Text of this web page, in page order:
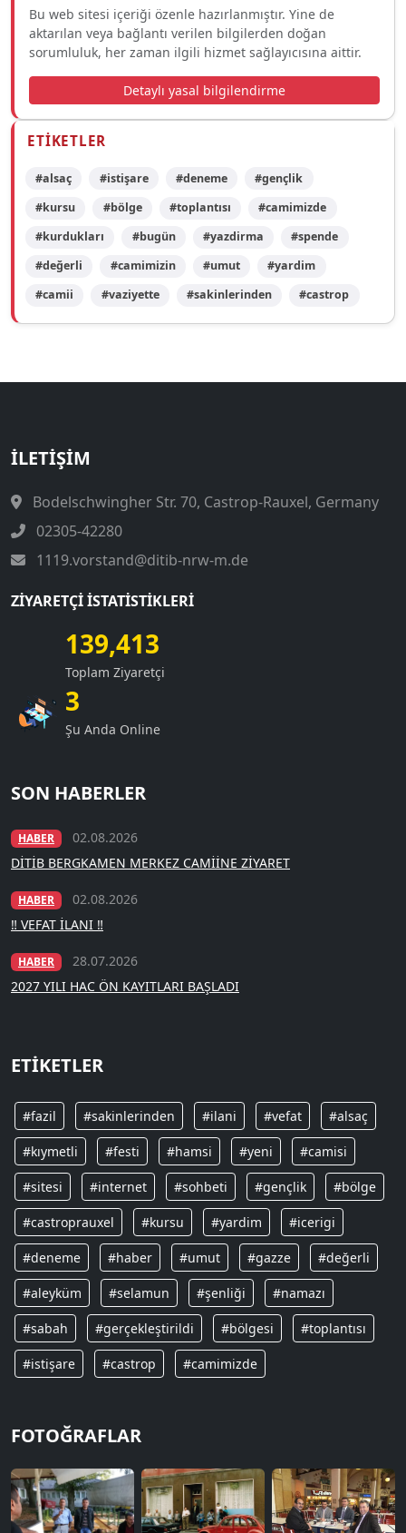
Bu web sitesi içeriği özenle hazırlanmıştır. Yine de
aktarılan veya bağlantı verilen bilgilerden doğan
sorumluluk, her zaman ilgili hizmet sağlayıcısına aittir.
Detaylı yasal bilgilendirme
ETIKETLER
#alsaç #istişare #deneme
#gençlik
#kursu
#bölge #toplantısı
#camimizde
#kurdukları
#bugün #yazdirma
#spende
#değerli
#camimizin #umut
#yardim
#camii
#vaziyette #sakinlerinden #castrop
İLETIŞIM
Bodelschwingher Str. 70, Castrop-Rauxel, Germany
02305-42280
1119.vorstand@ditib-nrw-m.de
ZIYARETÇI İSTATISTIKLERI
139,413
Toplam Ziyaretçi
3
Şu Anda Online
SON HABERLER
HABER
02.08.2026
DİTİB BERGKAMEN MERKEZ CAMİİNE ZİYARET
HABER
02.08.2026
‼️ VEFAT İLANI ‼️
HABER
28.07.2026
2027 YILI HAC ÖN KAYITLARI BAŞLADI
ETIKETLER
#fazil #sakinlerinden #ilani #vefat #alsaç
#kıymetli #festi #hamsi #yeni #camisi
#sitesi #internet #sohbeti #gençlik #bölge
#castroprauxel #kursu #yardim #icerigi
#deneme #haber #umut #gazze #değerli
#aleyküm #selamun #şenliği #namazı
#sabah #gerçekleştirildi #bölgesi #toplantısı
#istişare #castrop #camimizde
FOTOĞRAFLAR